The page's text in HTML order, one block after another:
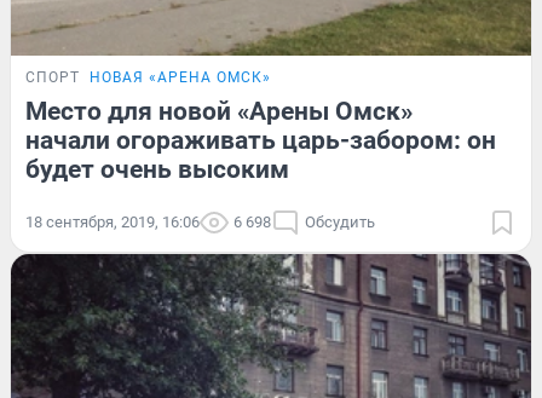
СПОРТ НОВАЯ «АРЕНА ОМСК»
Место для новой «Арены Омск»
начали огораживать царь-забором: он
будет очень высоким
18 сентября, 2019, 16:06 6 698 Обсудить